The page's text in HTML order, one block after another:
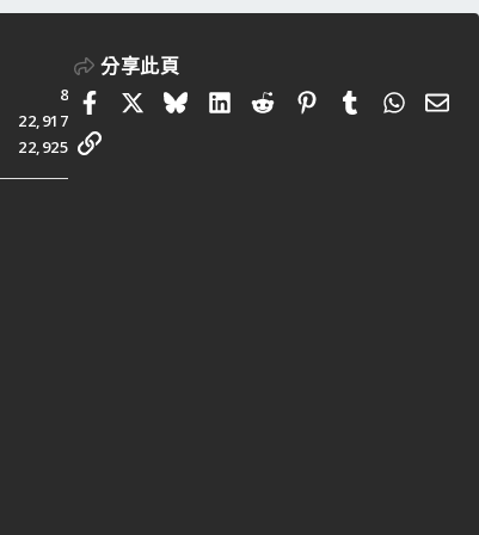
8
22,917
22,925
分享此頁
FacebookBlueskyLinkedIn
RedditPinterestTumblr 電
連結